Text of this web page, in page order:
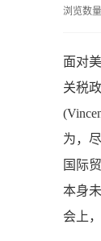
浏览数量
面对
关税
为，
国际
本身
会上